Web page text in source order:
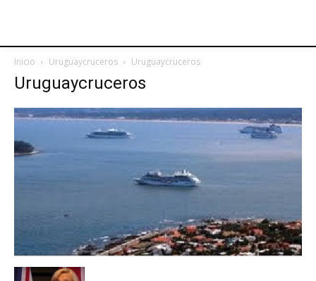
Inicio Uruguaycruceros Uruguaycruceros
Uruguaycruceros